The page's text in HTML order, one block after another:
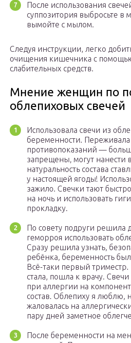
После использования
суппозитория выбросьте в
вымойте с мылом.
Следуя инструкции, легко
очищения кишечника с
слабительных средств.
Мнение женщин по
облепиховых свечей
Использовала свечи из
беременности. Переживала
противопоказаний —
запрещены, могут нанести
натуральность состава
у настоящей ягоды!
зажило. Свечки тают
на ночь и использовать
прокладку.
По совету подруги решила
геморроя использовать
Сразу решила узнать,
ребёнка, беременность
Всё-таки первый триместр.
стала, пошла к врачу.
при аллергии на
состав. Облепиху я люблю,
жаловалась на
пару дней заметное
После беременности на